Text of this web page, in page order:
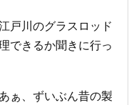
戸川のグラスロッド
できるか聞きに行っ
ぁ、ずいぶん昔の製